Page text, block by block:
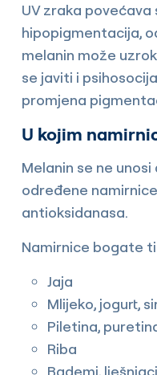
UV zraka
hipopigmentacija,
melanin može
se javiti i
promjena
U kojim
Melanin se ne
određene
antioksidanasa.
Namirnice bogate
Jaja
Mlijeko, jogurt,
Piletina,
Riba